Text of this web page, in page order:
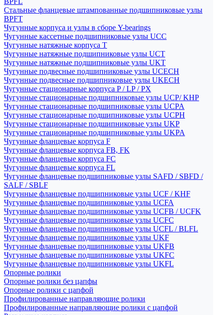
Стальные фланцевые штампованные подшипниковые узлы
BPFT
Чугунные корпуса и узлы в сборе Y-bearings
Чугунные кассетные подшипниковые узлы UCC
Чугунные натяжные корпуса T
Чугунные натяжные подшипниковые узлы UCT
Чугунные натяжные подшипниковые узлы UKT
Чугунные подвесные подшипниковые узлы UCECH
Чугунные подвесные подшипниковые узлы UKECH
Чугунные стационарные корпуса P / LP / PX
Чугунные стационарные подшипниковые узлы UCP/ KHP
Чугунные стационарные подшипниковые узлы UCPA
Чугунные стационарные подшипниковые узлы UCPH
Чугунные стационарные подшипниковые узлы UKP
Чугунные стационарные подшипниковые узлы UKPA
Чугунные фланцевые корпуса F
Чугунные фланцевые корпуса FB, FK
Чугунные фланцевые корпуса FC
Чугунные фланцевые корпуса FL
Чугунные фланцевые подшипниковые узлы SAFD / SBFD /
SALF / SBLF
Чугунные фланцевые подшипниковые узлы UCF / KHF
Чугунные фланцевые подшипниковые узлы UCFA
Чугунные фланцевые подшипниковые узлы UCFB / UCFK
Чугунные фланцевые подшипниковые узлы UCFC
Чугунные фланцевые подшипниковые узлы UCFL / BLFL
Чугунные фланцевые подшипниковые узлы UKF
Чугунные фланцевые подшипниковые узлы UKFB
Чугунные фланцевые подшипниковые узлы UKFC
Чугунные фланцевые подшипниковые узлы UKFL
Опорные ролики
Опорные ролики без цапфы
Опорные ролики с цапфой
Профилированные направляющие ролики
Профилированные направляющие ролики с цапфой